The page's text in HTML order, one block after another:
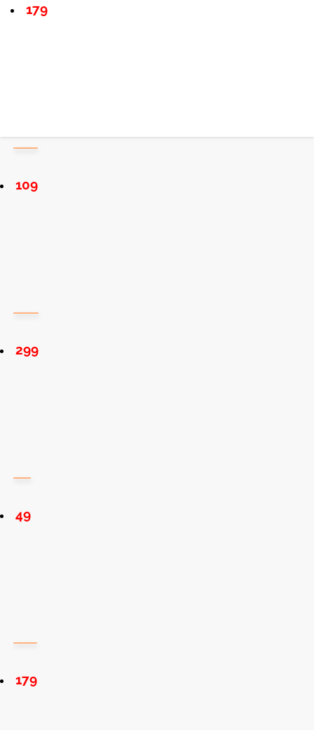
179
109
299
49
179